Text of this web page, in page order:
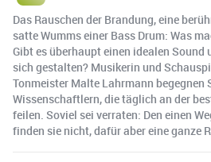
Das Rauschen der Brandung, eine
satte Wumms einer Bass Drum: Was
Gibt es überhaupt einen idealen Sound
sich gestalten? Musikerin und
Tonmeister Malte Lahrmann begegnen
Wissenschaftlern, die täglich an der
feilen. Soviel sei verraten: Den einen
finden sie nicht, dafür aber eine ganze